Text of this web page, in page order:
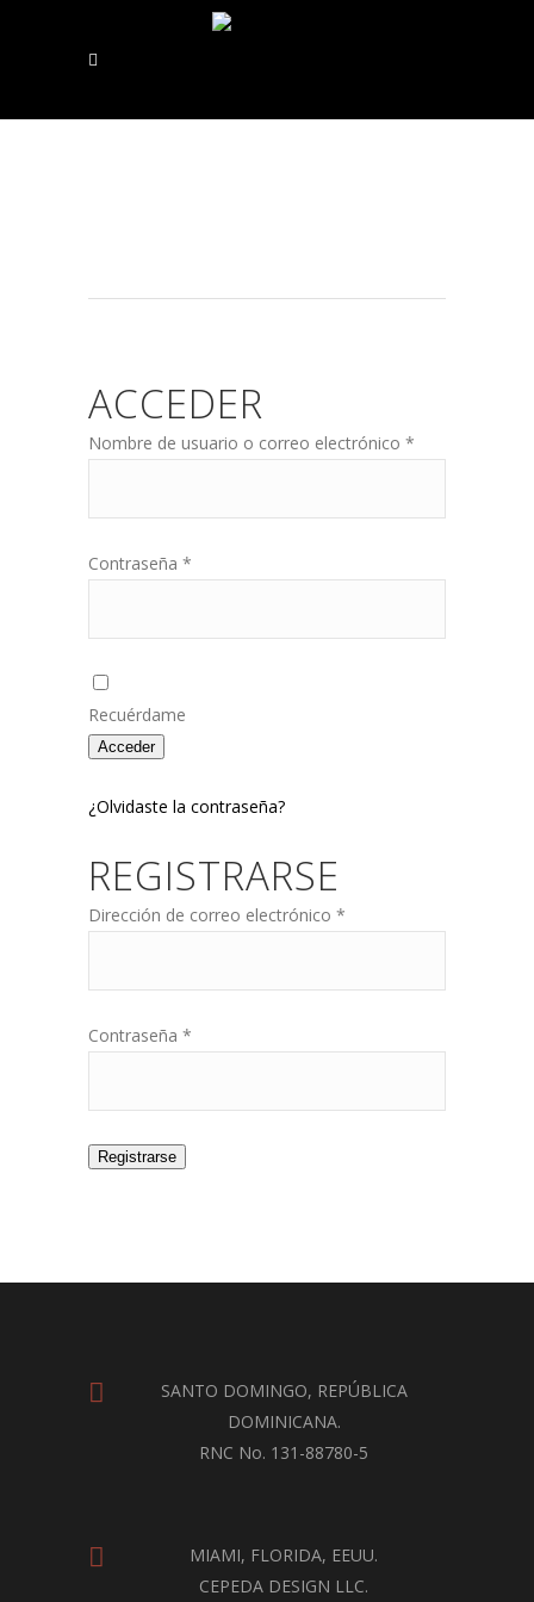
ACCEDER
Nombre de usuario o correo electrónico *
Contraseña *
Recuérdame
Acceder
¿Olvidaste la contraseña?
REGISTRARSE
Dirección de correo electrónico *
Contraseña *
Registrarse
SANTO DOMINGO, REPÚBLICA
DOMINICANA.
RNC No. 131-88780-5
MIAMI, FLORIDA, EEUU.
CEPEDA DESIGN LLC.